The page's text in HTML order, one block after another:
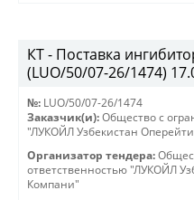
КТ - Поставка
(LUO/50/07-26/1474)
№: LUO/50/07-26/1474
Заказчик(и): Общество с
"ЛУКОЙЛ Узбекистан
Организатор тендера:
ответственностью "ЛУКОЙЛ
Компани"